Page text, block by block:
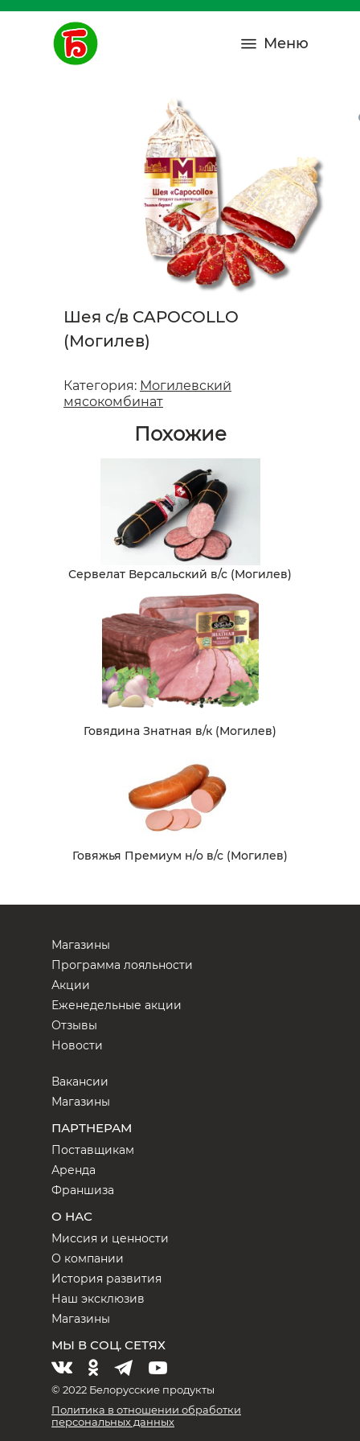
Меню
Шея с/в CAPOCOLLO
(Могилев)
Категория: Могилевский
мясокомбинат
Похожие
Сервелат Версальский в/с (Могилев)
Говядина Знатная в/к (Могилев)
Говяжья Премиум н/о в/с (Могилев)
Магазины
Программа лояльности
Акции
Еженедельные акции
Отзывы
Новости
Вакансии
Магазины
ПАРТНЕРАМ
Поставщикам
Аренда
Франшиза
О НАС
Миссия и ценности
О компании
История развития
Наш эксклюзив
Магазины
МЫ В СОЦ. СЕТЯХ
© 2022 Белорусские продукты
Политика в отношении обработки
персональных данных